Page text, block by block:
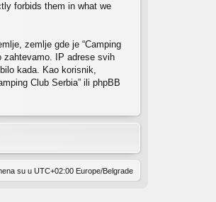
forbids them in what we
zemlje gde je “Camping
zahtevamo. IP adrese svih
kada. Kao korisnik,
Club Serbia” ili phpBB
su u UTC+02:00 Europe/Belgrade